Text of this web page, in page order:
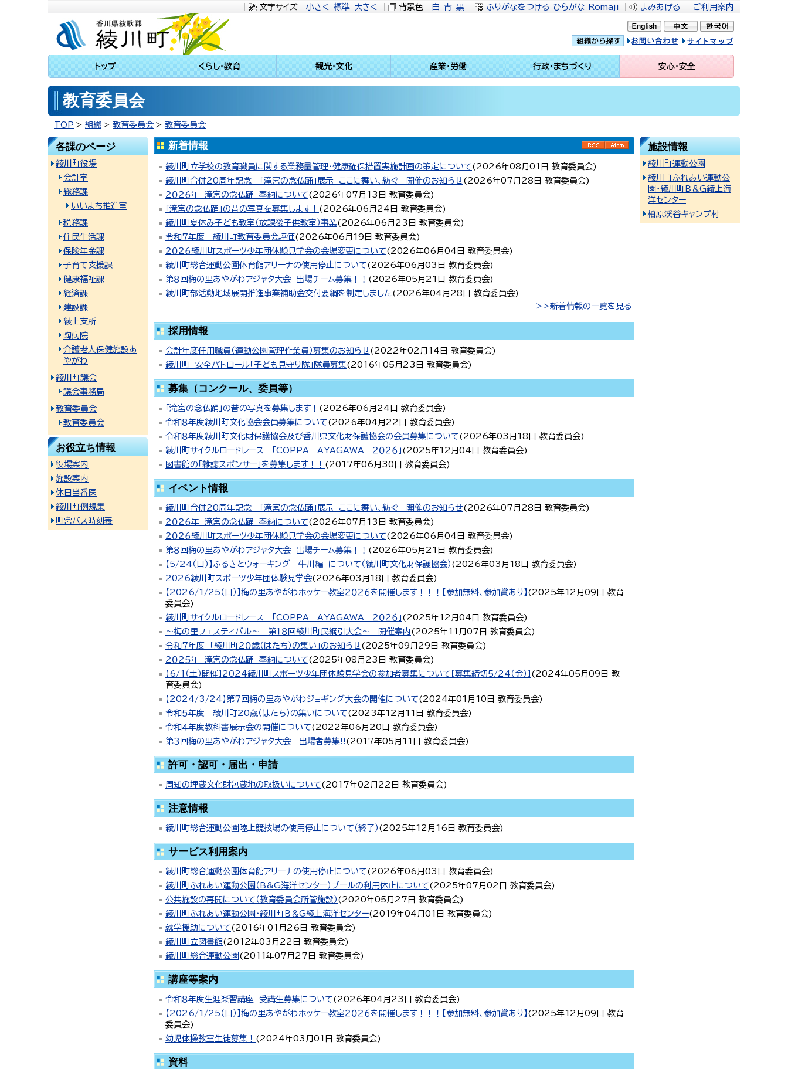
文字サイズ 小さく 標準 大きく 背景色 白 青 黒 ふりがなをつける ひらがな Romaji よみあげる ご利用案内
川町
問い合せ イトマップ
トップ くらし・教育 観光・文化 産業・労働 行政・まちづくり 安心・安全
教育委員会
TOP 組織 教育委員会 教育委員会
RSS Atom
新着情報
綾川町立学校の教育職員に関する業務量管理・健康確保措置実施計画の策定について( 2026年08月01日 教育委員会)
綾川町合併20周年記念 「滝宮の念仏踊」展示 ここに舞い、紡ぐ 開催のお知らせ( 2026年07月28日 教育委員会)
２０２６年 滝宮の念仏踊 奉納について( 2026年07月13日 教育委員会)
「滝宮の念仏踊」の昔の写真を募集します！ ( 2026年06月24日 教育委員会)
綾川町夏休み子ども教室（放課後子供教室）事業( 2026年06月23日 教育委員会)
令和７年度 綾川町教育委員会評価( 2026年06月19日 教育委員会)
２０２６綾川町スポーツ少年団体験見学会の会場変更について( 2026年06月04日 教育委員会)
綾川町総合運動公園体育館アリーナの使用停止について( 2026年06月03日 教育委員会)
第８回梅の里あやがわアジャタ大会 出場チーム募集！！ ( 2026年05月21日 教育委員会)
綾川町部活動地域展開推進事業補助金交付要綱を制定しました( 2026年04月28日 教育委員会)
>>新着情報の一覧を見る
採用情報
会計年度任用職員（運動公園管理作業員）募集のお知らせ( 2022年02月14日 教育委員会)
綾川町 安全パトロール「子ども見守り隊」隊員募集( 2016年05月23日 教育委員会)
募集（コンクール、委員等）
「滝宮の念仏踊」の昔の写真を募集します！ ( 2026年06月24日 教育委員会)
令和８年度綾川町文化協会会員募集について( 2026年04月22日 教育委員会)
令和８年度綾川町文化財保護協会及び香川県文化財保護協会の会員募集について( 2026年03月18日 教育委員会)
綾川町サイクルロードレース 「COPPA AYAGAWA ２０２６」 ( 2025年12月04日 教育委員会)
図書館の「雑誌スポンサー」を募集します！！ ( 2017年06月30日 教育委員会)
イベント情報
綾川町合併20周年記念 「滝宮の念仏踊」展示 ここに舞い、紡ぐ 開催のお知らせ( 2026年07月28日 教育委員会)
２０２６年 滝宮の念仏踊 奉納について( 2026年07月13日 教育委員会)
２０２６綾川町スポーツ少年団体験見学会の会場変更について( 2026年06月04日 教育委員会)
第８回梅の里あやがわアジャタ大会 出場チーム募集！！ ( 2026年05月21日 教育委員会)
【5/24（日）】ふるさとウォーキング 牛川編 について（綾川町文化財保護協会） ( 2026年03月18日 教育委員会)
2026綾川町スポーツ少年団体験見学会( 2026年03月18日 教育委員会)
【2026/1/25（日）】梅の里あやがわホッケー教室２０２６を開催します！！！【参加無料、参加賞あり】 ( 2025年12月09日 教育
委員会)
綾川町サイクルロードレース 「COPPA AYAGAWA ２０２６」 ( 2025年12月04日 教育委員会)
～梅の里フェスティバル～ 第１８回綾川町民綱引大会～ 開催案内 ( 2025年11月07日 教育委員会)
令和７年度 「綾川町２０歳（はたち）の集い」のお知らせ( 2025年09月29日 教育委員会)
２０２５年 滝宮の念仏踊 奉納について( 2025年08月23日 教育委員会)
【6/1（土）開催】2024綾川町スポーツ少年団体験見学会の参加者募集について【募集締切5/24（金）】 ( 2024年05月09日 教
育委員会)
【2024/3/24】第７回梅の里あやがわジョギング大会の開催について( 2024年01月10日 教育委員会)
令和５年度 綾川町20歳（はたち）の集いについて( 2023年12月11日 教育委員会)
令和４年度教科書展示会の開催について( 2022年06月20日 教育委員会)
第３回梅の里あやがわアジャタ大会 出場者募集!! ( 2017年05月11日 教育委員会)
許可・認可・届出・申請
周知の埋蔵文化財包蔵地の取扱いについて( 2017年02月22日 教育委員会)
注意情報
綾川町総合運動公園陸上競技場の使用停止について（終了） ( 2025年12月16日 教育委員会)
サービス利用案内
綾川町総合運動公園体育館アリーナの使用停止について( 2026年06月03日 教育委員会)
綾川町ふれあい運動公園（B&G海洋センター）プールの利用休止について( 2025年07月02日 教育委員会)
公共施設の再開について（教育委員会所管施設） ( 2020年05月27日 教育委員会)
綾川町ふれあい運動公園・綾川町Ｂ＆G綾上海洋センター( 2019年04月01日 教育委員会)
就学援助について( 2016年01月26日 教育委員会)
綾川町立図書館( 2012年03月22日 教育委員会)
綾川町総合運動公園 ( 2011年07月27日 教育委員会)
講座等案内
令和８年度生涯楽習講座 受講生募集について( 2026年04月23日 教育委員会)
【2026/1/25（日）】梅の里あやがわホッケー教室２０２６を開催します！！！【参加無料、参加賞あり】 ( 2025年12月09日 教育
委員会)
幼児体操教室生徒募集！ ( 2024年03月01日 教育委員会)
資料
各課のページ
綾川町役場
会計室
総務課
いいまち推進室
税務課
住民生活課
保険年金課
子育て支援課
健康福祉課
経済課
建設課
綾上支所
陶病院
介護老人保健施設あ
やがわ
綾川町議会
議会事務局
教育委員会
教育委員会
お役立ち情報
役場案内
施設案内
休日当番医
綾川町例規集
町営バス時刻表
施設情報
綾川町運動公園
綾川町ふれあい運動公
園・綾川町Ｂ＆G綾上海
洋センター
柏原渓谷キャンプ村